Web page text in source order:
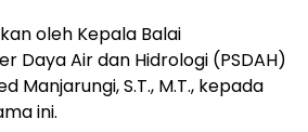
oleh Kepala Balai
Daya Air dan Hidrologi (PSDAH)
Manjarungi, S.T., M.T., kepada
ini.